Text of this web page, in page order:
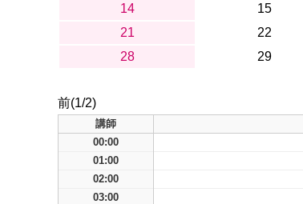
14
15
21
22
28
29
前(1/2)
講師
00:00
01:00
02:00
03:00